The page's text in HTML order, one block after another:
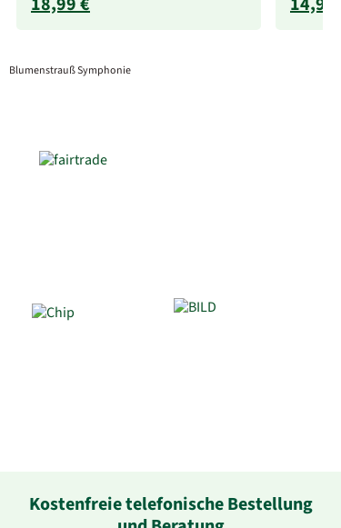
Blumenstrauß Symphonie
Kostenfreie telefonische Bestellung